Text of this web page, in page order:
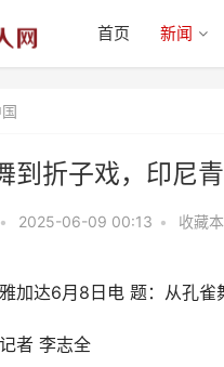
首页 新闻
到折子戏，印尼
• 2025-06-09 00:13 • 收藏
达6月8日电 题：从孔雀舞
李志全